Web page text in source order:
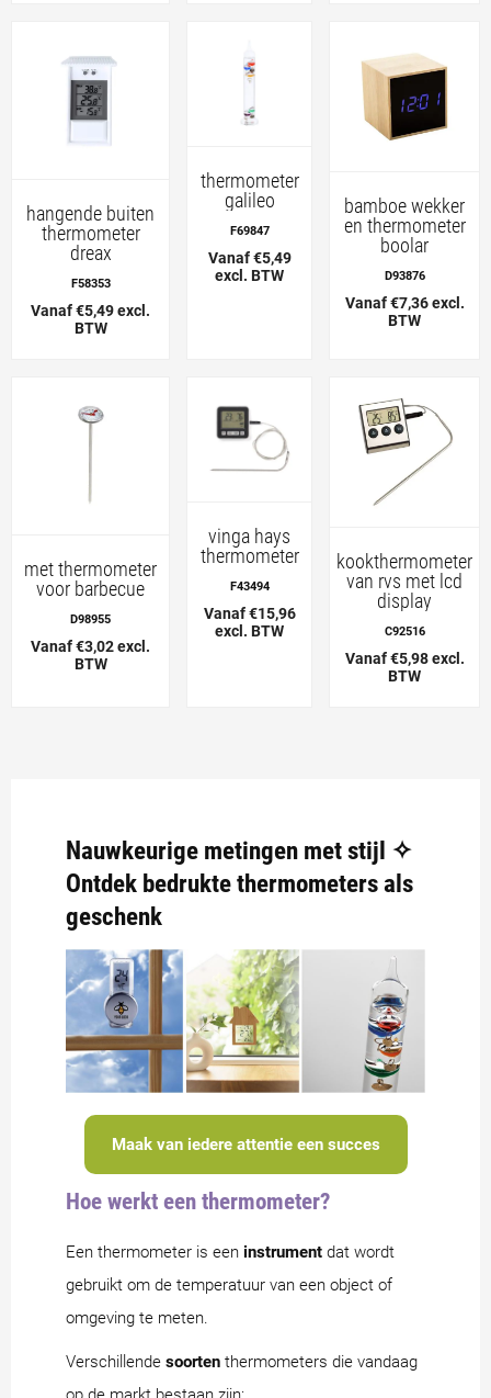
hangende buiten
thermometer
dreax
F58353
Vanaf €5,49 excl.
BTW
thermometer
galileo
F69847
Vanaf €5,49
excl. BTW
bamboe wekker
en thermometer
boolar
D93876
Vanaf €7,36 excl.
BTW
met thermometer
voor barbecue
D98955
Vanaf €3,02 excl.
BTW
vinga hays
thermometer
F43494
Vanaf €15,96
excl. BTW
kookthermometer
van rvs met lcd
display
C92516
Vanaf €5,98 excl.
BTW
Nauwkeurige metingen met stijl ✧
Ontdek bedrukte thermometers als
geschenk
Maak van iedere attentie een succes
Hoe werkt een thermometer?
Een thermometer is een instrument dat wordt
gebruikt om de temperatuur van een object of
omgeving te meten.
Verschillende soorten thermometers die vandaag